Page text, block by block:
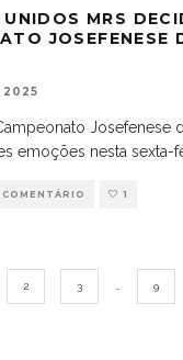
MRS
JOSEFENESE
2025
Josefenese
emoções nesta sexta-
1
2 3 9